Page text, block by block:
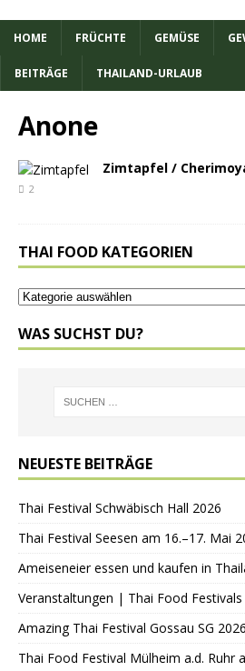
HOME FRÜCHTE GEMÜSE
BEITRÄGE THAILAND-URLAUB
Anone
Zimtapfel /
2
THAI FOOD KATEGORIEN
WAS SUCHST DU?
NEUESTE BEITRÄGE
Thai Festival Schwäbisch Hall 2026
Thai Festival Seesen am 16.–17. Mai
Ameiseneier essen und kaufen in
Veranstaltungen | Thai Food
Amazing Thai Festival Gossau SG 2026
Thai Food Festival Mülheim a.d. Ruhr